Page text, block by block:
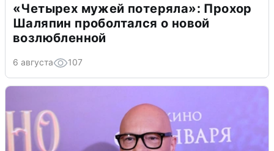
«Четырех мужей потеряла»: Прохор
Шаляпин проболтался о новой
возлюбленной
6 августа 107